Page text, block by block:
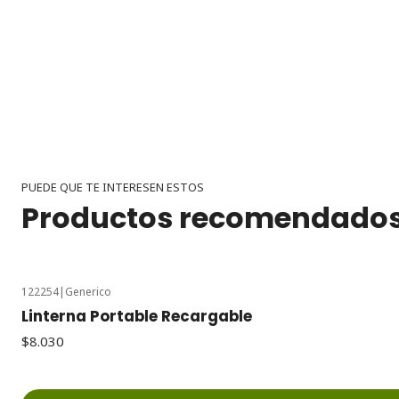
PUEDE QUE TE INTERESEN ESTOS
Productos
122254| Generico
Linterna Portable Recargable
$8.030